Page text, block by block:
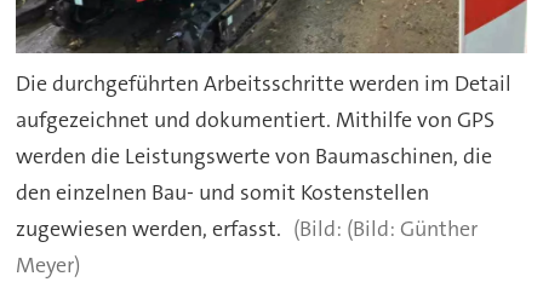
Die durchgeführten Arbeitsschritte werden im Detail
aufgezeichnet und dokumentiert. Mithilfe von GPS
werden die Leistungswerte von Baumaschinen, die
den einzelnen Bau- und somit Kostenstellen
zugewiesen werden, erfasst.
(Bild: Günther
Meyer)